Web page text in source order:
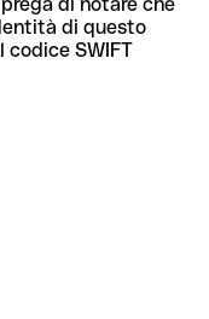
di questo
SWIFT